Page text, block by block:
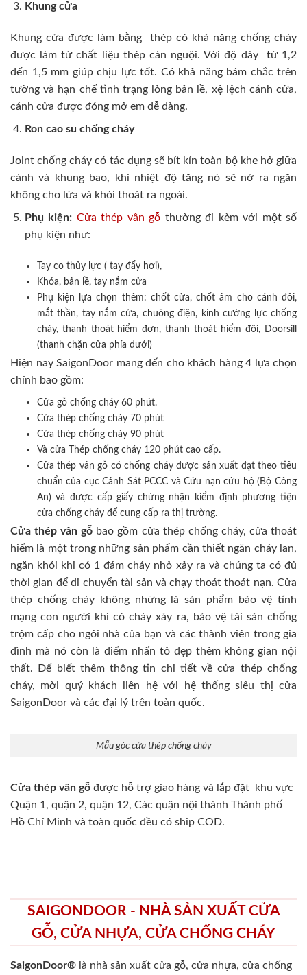
Khung cửa
Khung cửa được làm bằng thép có khả năng chống cháy
được làm từ chất liệu thép cán nguội. Với độ dày từ 1,2
đến 1,5 mm giúp chịu lực tốt. Có khả năng bám chắc trên
tường và hạn chế tình trạng lỏng bản lề, xệ lệch cánh cửa,
cánh cửa được đóng mở em dễ dàng.
Ron cao su chống cháy
Joint chống cháy có tác dụng sẽ bít kín toàn bộ khe hở giữa
cánh và khung bao, khi nhiệt độ tăng nó sẽ nở ra ngăn
không cho lửa và khói thoát ra ngoài.
Phụ kiện: Cửa thép vân gỗ thường đi kèm với một số
phụ kiện như:
Tay co thủy lực ( tay đẩy hơi),
Khóa, bản lề, tay nắm cửa
Phụ kiện lựa chọn thêm: chốt cửa, chốt âm cho cánh đôi,
mắt thần, tay nắm cửa, chuông điện, kính cường lực chống
cháy, thanh thoát hiểm đơn, thanh thoát hiểm đôi, Doorsill
(thanh chặn cửa phía dưới)
Hiện nay SaigonDoor mang đến cho khách hàng 4 lựa chọn
chính bao gồm:
Cửa gỗ chống cháy 60 phút.
Cửa thép chống cháy 70 phút
Cửa thép chống cháy 90 phút
Và cửa Thép chống cháy 120 phút cao cấp.
Cửa thép vân gỗ có chống cháy được sản xuất đạt theo tiêu
chuẩn của cục Cảnh Sát PCCC và Cứu nạn cứu hộ (Bộ Công
An) và được cấp giấy chứng nhận kiểm định phương tiện
cửa chống cháy để cung cấp ra thị trường.
Cửa thép vân gỗ bao gồm cửa thép chống cháy, cửa thoát
hiểm là một trong những sản phẩm cần thiết ngăn cháy lan,
ngăn khói khi có 1 đám cháy nhỏ xảy ra và chúng ta có đủ
thời gian để di chuyển tài sản và chạy thoát thoát nạn. Cửa
thép chống cháy không những là sản phẩm bảo vệ tính
mạng con người khi có cháy xảy ra, bảo vệ tài sản chống
trộm cấp cho ngôi nhà của bạn và các thành viên trong gia
đình mà nó còn là điểm nhấn tô đẹp thêm không gian nội
thất. Để biết thêm thông tin chi tiết về cửa thép chống
cháy, mời quý khách liên hệ với hệ thống siêu thị cửa
SaigonDoor và các đại lý trên toàn quốc.
Mẫu góc cửa thép chống cháy
Cửa thép vân gỗ được hỗ trợ giao hàng và lắp đặt khu vực
Quận 1, quận 2, quận 12, Các quận nội thành Thành phố
Hồ Chí Minh và toàn quốc đều có ship COD.
SAIGONDOOR - NHÀ SẢN XUẤT CỬA
GỖ, CỬA NHỰA, CỬA CHỐNG CHÁY
SaigonDoor® là nhà sản xuất cửa gỗ, cửa nhựa, cửa chống